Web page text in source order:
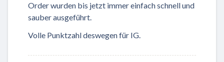
Order wurden bis jetzt immer einfach schnell und
sauber ausgeführt.
Volle Punktzahl deswegen für IG.